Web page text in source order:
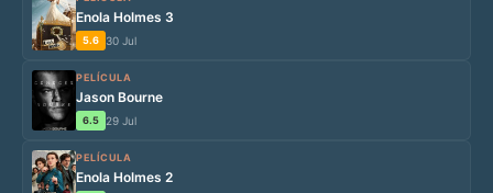
Enola Holmes 3
5.6 30 Jul
PELÍCULA
Jason Bourne
6.5 29 Jul
PELÍCULA
Enola Holmes 2